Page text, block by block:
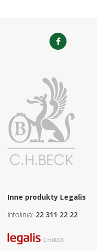
Inne produkty Legalis
Infolinia: 22 311 22 22